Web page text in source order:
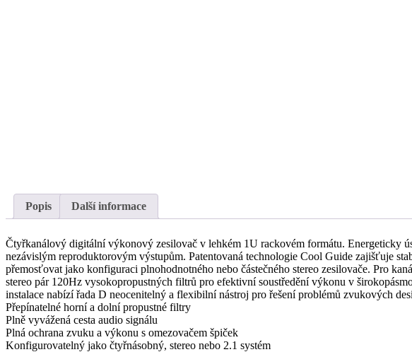
Popis Další informace
Čtyřkanálový digitální výkonový zesilovač v lehkém 1U rackovém formátu. Energeticky
nezávislým reproduktorovým výstupům. Patentovaná technologie Cool Guide zajišťuje
přemosťovat jako konfiguraci plnohodnotného nebo částečného stereo zesilovače. Pro
stereo pár 120Hz vysokopropustných filtrů pro efektivní soustředění výkonu v
instalace nabízí řada D neocenitelný a flexibilní nástroj pro řešení problémů zvukových
Přepínatelné horní a dolní propustné filtry
Plně vyvážená cesta audio signálu
Plná ochrana zvuku a výkonu s omezovačem špiček
Konfigurovatelný jako čtyřnásobný, stereo nebo 2.1 systém